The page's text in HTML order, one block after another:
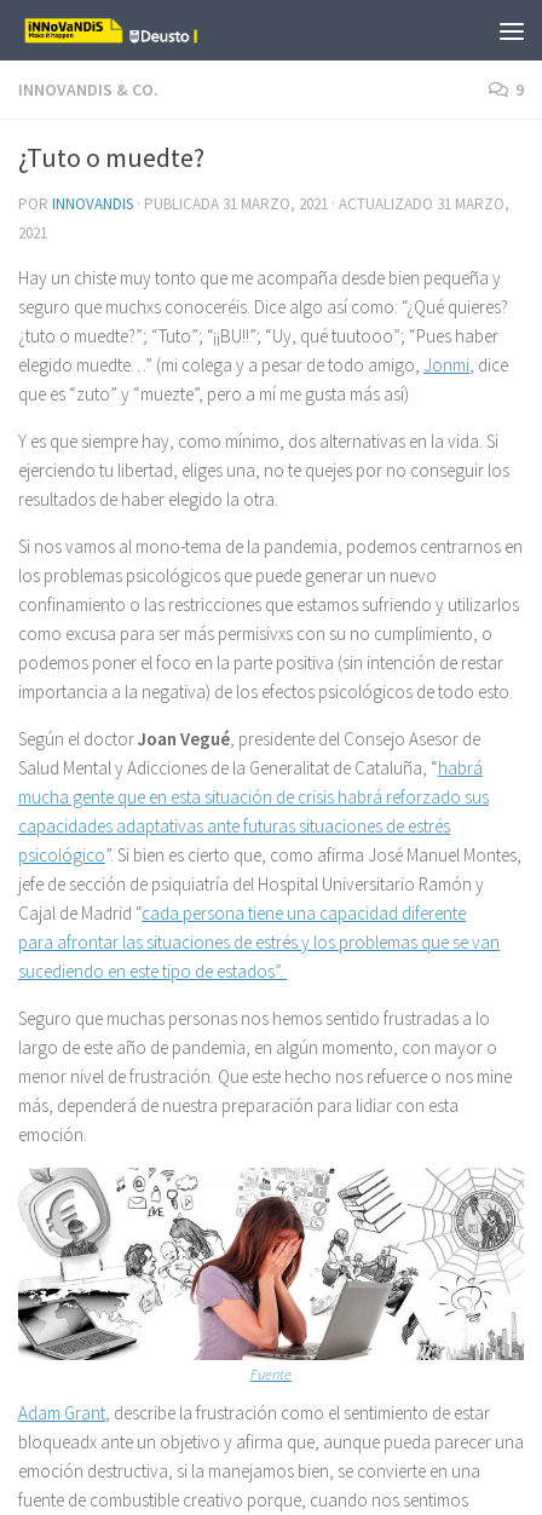
Saltar al contenido
INNOVANDIS & CO. 9
¿Tuto o muedte?
POR INNOVANDIS · PUBLICADA 31 MARZO, 2021 · ACTUALIZADO 31 MARZO,
2021
Hay un chiste muy tonto que me acompaña desde bien pequeña y
seguro que muchxs conoceréis. Dice algo así como: “¿Qué quieres?
¿tuto o muedte?”; “Tuto”; “¡¡BU!!”; “Uy, qué tuutooo”; “Pues haber
elegido muedte…” (mi colega y a pesar de todo amigo, Jonmi, dice
que es “zuto” y “muezte”, pero a mí me gusta más así)
Y es que siempre hay, como mínimo, dos alternativas en la vida. Si
ejerciendo tu libertad, eliges una, no te quejes por no conseguir los
resultados de haber elegido la otra.
Si nos vamos al mono-tema de la pandemia, podemos centrarnos en
los problemas psicológicos que puede generar un nuevo
confinamiento o las restricciones que estamos sufriendo y utilizarlos
como excusa para ser más permisivxs con su no cumplimiento, o
podemos poner el foco en la parte positiva (sin intención de restar
importancia a la negativa) de los efectos psicológicos de todo esto.
Según el doctorJoan Vegué, presidente del Consejo Asesor de
Salud Mental y Adicciones de la Generalitat de Cataluña, “habrá
mucha gente que en esta situación de crisis habrá reforzado sus
capacidades adaptativas ante futuras situaciones de estrés
psicológico”. Si bien es cierto que, como afirma José Manuel Montes,
jefe de sección de psiquiatría del Hospital Universitario Ramón y
Cajal de Madrid “cada persona tiene una capacidad diferente
para afrontar las situaciones de estrés y los problemas que se van
sucediendo en este tipo de estados”.
Seguro que muchas personas nos hemos sentido frustradas a lo
largo de este año de pandemia, en algún momento, con mayor o
menor nivel de frustración. Que este hecho nos refuerce o nos mine
más, dependerá de nuestra preparación para lidiar con esta
emoción.
Fuente
Adam Grant , describe la frustración como el sentimiento de estar
bloqueadx ante un objetivo y afirma que, aunque pueda parecer una
emoción destructiva, si la manejamos bien, se convierte en una
fuente de combustible creativo porque, cuando nos sentimos